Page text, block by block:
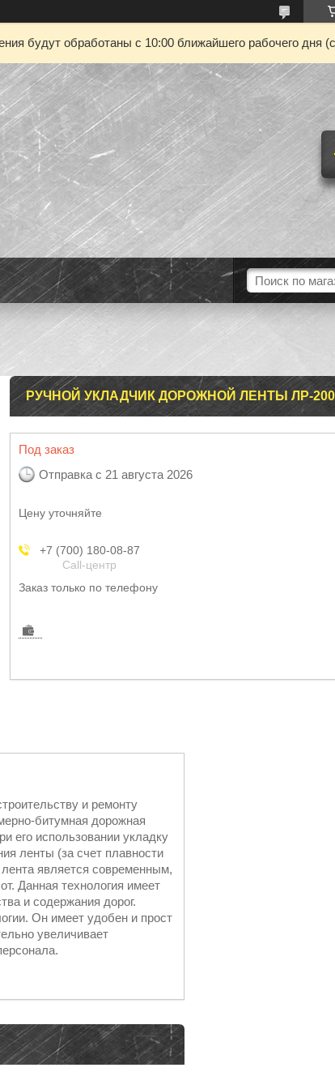
будут обработаны с 10:00 ближайшего рабочего дня
РУЧНОЙ УКЛАДЧИК ДОРОЖНОЙ ЛЕНТЫ ЛР-200
Под заказ
Отправка с 21 августа 2026
Цену уточняйте
+7 (700) 180-08-87
Call-центр
Заказ только по телефону
и ремонту
битумная дорожная
его использовании укладку
ленты (за счет плавности
является современным,
Данная технология имеет
и содержания дорог.
Он имеет удобен и прост
увеличивает